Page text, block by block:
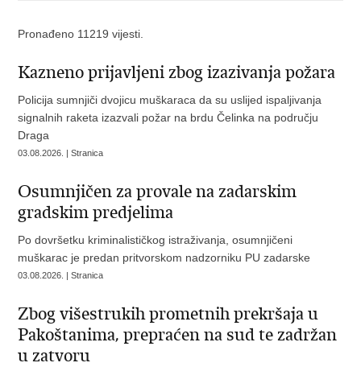
Pronađeno 11219 vijesti.
Kazneno prijavljeni zbog izazivanja požara
Policija sumnjiči dvojicu muškaraca da su uslijed ispaljivanja
signalnih raketa izazvali požar na brdu Čelinka na području
Draga
03.08.2026. | Stranica
Osumnjičen za provale na zadarskim
gradskim predjelima
Po dovršetku kriminalističkog istraživanja, osumnjičeni
muškarac je predan pritvorskom nadzorniku PU zadarske
03.08.2026. | Stranica
Zbog višestrukih prometnih prekršaja u
Pakoštanima, prepraćen na sud te zadržan
u zatvoru